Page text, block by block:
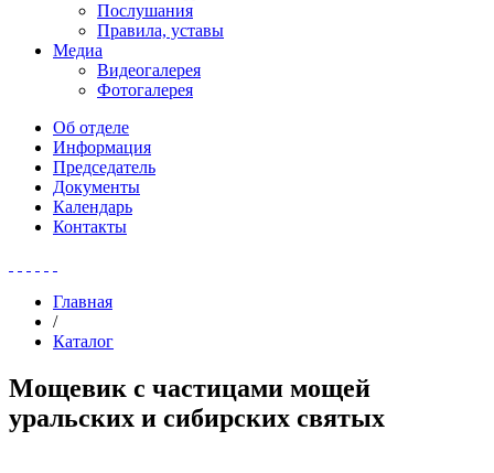
Послушания
Правила, уставы
Медиа
Видеогалерея
Фотогалерея
Об отделе
Информация
Председатель
Документы
Календарь
Контакты
Главная
/
Каталог
Мощевик с частицами мощей
уральских и сибирских святых